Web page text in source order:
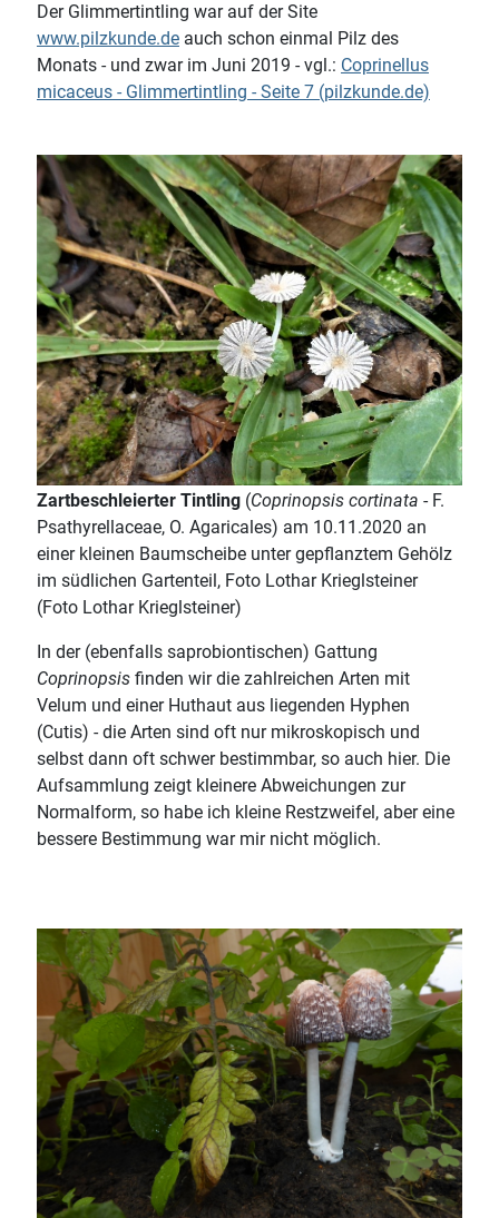
Der Glimmertintling war auf der Site
www.pilzkunde.de auch schon einmal Pilz des
Monats - und zwar im Juni 2019 - vgl.: Coprinellus
micaceus - Glimmertintling - Seite 7 (pilzkunde.de)
Zartbeschleierter Tintling (Coprinopsis cortinata - F.
Psathyrellaceae, O. Agaricales) am 10.11.2020 an
einer kleinen Baumscheibe unter gepflanztem Gehölz
im südlichen Gartenteil, Foto Lothar Krieglsteiner
(Foto Lothar Krieglsteiner)
In der (ebenfalls saprobiontischen) Gattung
Coprinopsis finden wir die zahlreichen Arten mit
Velum und einer Huthaut aus liegenden Hyphen
(Cutis) - die Arten sind oft nur mikroskopisch und
selbst dann oft schwer bestimmbar, so auch hier. Die
Aufsammlung zeigt kleinere Abweichungen zur
Normalform, so habe ich kleine Restzweifel, aber eine
bessere Bestimmung war mir nicht möglich.